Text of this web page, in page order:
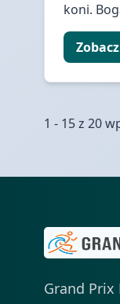
koni.
1 - 15 z 20
Grand Prix